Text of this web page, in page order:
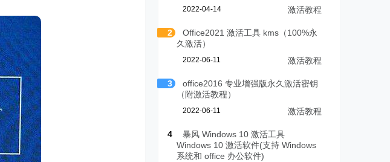
2022-04-14 激活教程
2
Office2021 激活工具 kms（100%永
久激活）
2022-06-11 激活教程
3
office2016 专业增强版永久激活密钥
（附激活教程）
2022-06-11 激活教程
4
暴风 Windows 10 激活工具
Windows 10 激活软件(支持 Windows
系统和 office 办公软件)